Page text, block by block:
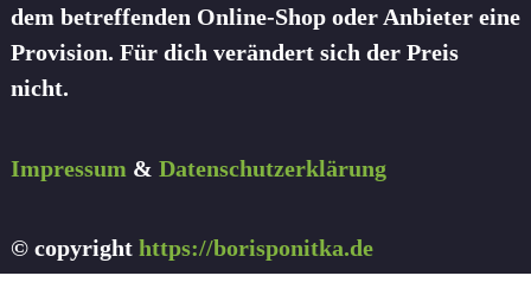
dem betreffenden Online-Shop oder Anbieter eine
Provision. Für dich verändert sich der Preis
nicht.
Impressum & Datenschutzerklärung
© copyright https://borisponitka.de